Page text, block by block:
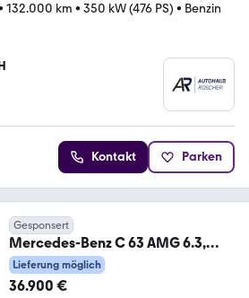
132.000 km • 350 kW (476 PS) • Benzin
Kontakt Parken
Gesponsert
Mercedes-Benz C 63 AMG 6.3,
Pano, Carbon Paket, Deutsch,
H&K
Lieferung möglich
36.900 €